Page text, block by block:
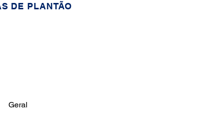
Geral
DE PLANTÃO